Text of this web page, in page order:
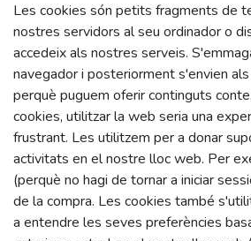
Les cookies són petits fragments de
nostres servidors al seu ordinador o
accedeix als nostres serveis.
navegador i posteriorment s'envien
perquè puguem oferir continguts
cookies, utilitzar la web seria una
frustrant. Les utilitzem per a donar
activitats en el nostre lloc web. Per
(perquè no hagi de tornar a iniciar
de la compra. Les cookies també
a entendre les seves preferències